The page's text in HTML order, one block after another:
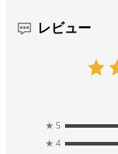
レビュー
★ 5
★ 4